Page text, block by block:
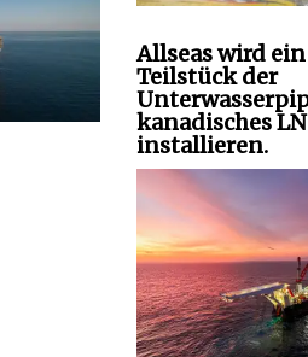
Allseas wird
Teilstück der
kanadisches
installieren.